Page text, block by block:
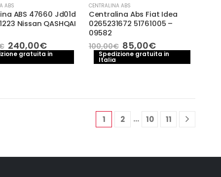
ABS
ABS 47660 Jd01d
Nissan QASHQAI
Il
prezzo
originale
240,00€Il
prezzo
attuale
gratuita in
CENTRALINA ABS
Centralina Abs Fiat Idea
0265231672 51761005 –
09582
100,00€ Il
prezzo
originale
85,00€Il
prezzo
attuale
Spedizione gratuita in
Italia
1 2 … 10 11